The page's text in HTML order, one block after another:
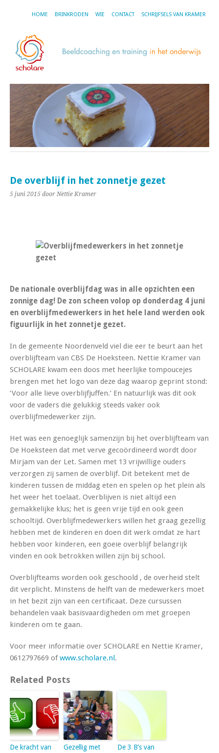
HOME BRINKRODEN WIE CONTACT SCHRIJFSELS VAN KRAMER
De overblijf in het zonnetje gezet
5 juni 2015 door Nettie Kramer
De nationale overblijfdag was in alle opzichten een
zonnige dag! De zon scheen volop op donderdag 4 juni
en overblijfmedewerkers in het hele land werden ook
figuurlijk in het zonnetje gezet.
In de gemeente Noordenveld viel die eer te beurt aan het
overblijfteam van CBS De Hoeksteen. Nettie Kramer van
SCHOLARE kwam een doos met heerlijke tompoucejes
brengen met het logo van deze dag waarop geprint stond:
‘Voor alle lieve overblijfjuffen.’ En natuurlijk was dit ook
voor de vaders die gelukkig steeds vaker ook
overblijfmedewerker zijn.
Het was een genoeglijk samenzijn bij het overblijfteam van
De Hoeksteen dat met verve gecoördineerd wordt door
Mirjam van der Let. Samen met 13 vrijwillige ouders
verzorgen zij samen de overblijf. Dit betekent met de
kinderen tussen de middag eten en spelen op het plein als
het weer het toelaat. Overblijven is niet altijd een
gemakkelijke klus; het is geen vrije tijd en ook geen
schooltijd. Overblijfmedewerkers willen het graag gezellig
hebben met de kinderen en doen dit werk omdat ze hart
hebben voor kinderen, een goeie overblijf belangrijk
vinden en ook betrokken willen zijn bij school.
Overblijfteams worden ook geschoold , de overheid stelt
dit verplicht. Minstens de helft van de medewerkers moet
in het bezit zijn van een certificaat. Deze cursussen
behandelen vaak basisvaardigheden om met groepen
kinderen om te gaan.
Voor meer informatie over SCHOLARE en Nettie Kramer,
0612797669 ofwww.scholare.nl.
Related Posts
De kracht van
Gezellig met
De 3 B’s van